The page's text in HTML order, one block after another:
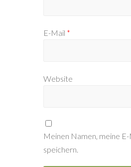
E-Mail *
Website
Meinen Namen, meine
speichern.